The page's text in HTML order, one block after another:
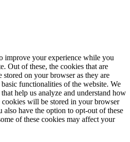
improve your experience while you
Out of these, the cookies that are
stored on your browser as they are
functionalities of the website. We
help us analyze and understand how
cookies will be stored in your browser
have the option to opt-out of these
of these cookies may affect your